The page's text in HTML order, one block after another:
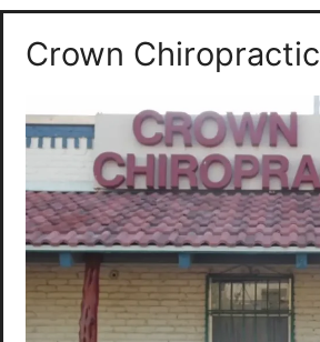
Crown Chiropractic